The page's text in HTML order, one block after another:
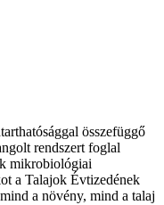
összefüggő
rendszert foglal
mikrobiológiai
a Talajok Évtizedének
a növény, mind a talaj